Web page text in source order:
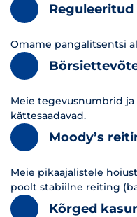
Omame pangalitsentsi
Meie tegevusnumbrid
kättesaadavad.
Moody’s
Meie pikaajalistele
poolt stabiilne reiting
Kõrged